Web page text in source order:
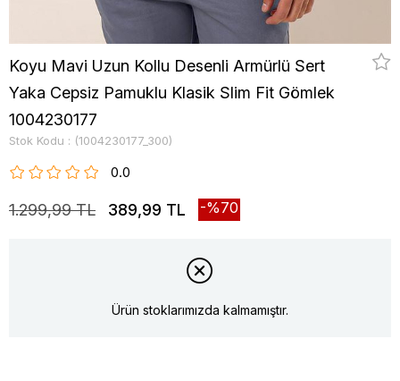
Koyu Mavi Uzun Kollu Desenli Armürlü Sert
Yaka Cepsiz Pamuklu Klasik Slim Fit Gömlek
1004230177
Stok Kodu (1004230177_300)
0.0
1.299,99 TL 389,99 TL 70
Ürün stoklarımızda kalmamıştır.